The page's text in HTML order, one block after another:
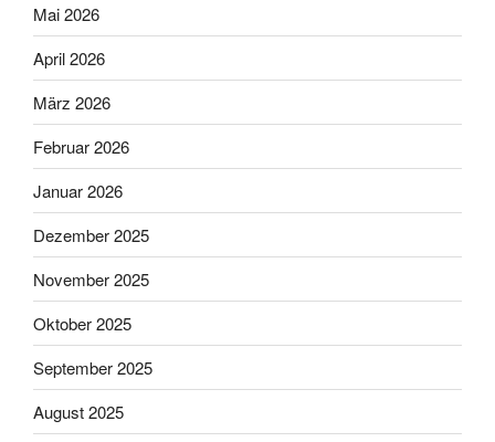
Mai 2026
April 2026
März 2026
Februar 2026
Januar 2026
Dezember 2025
November 2025
Oktober 2025
September 2025
August 2025